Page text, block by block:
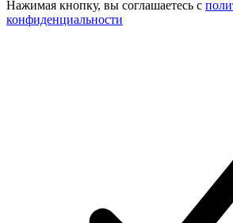
Нажимая кнопку, вы соглашаетесь с
конфиденциальности